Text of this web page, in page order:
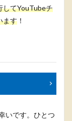
してYouTubeチ
ます ！
いです。ひとつ